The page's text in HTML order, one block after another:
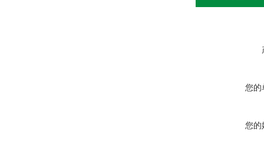
您的
您的